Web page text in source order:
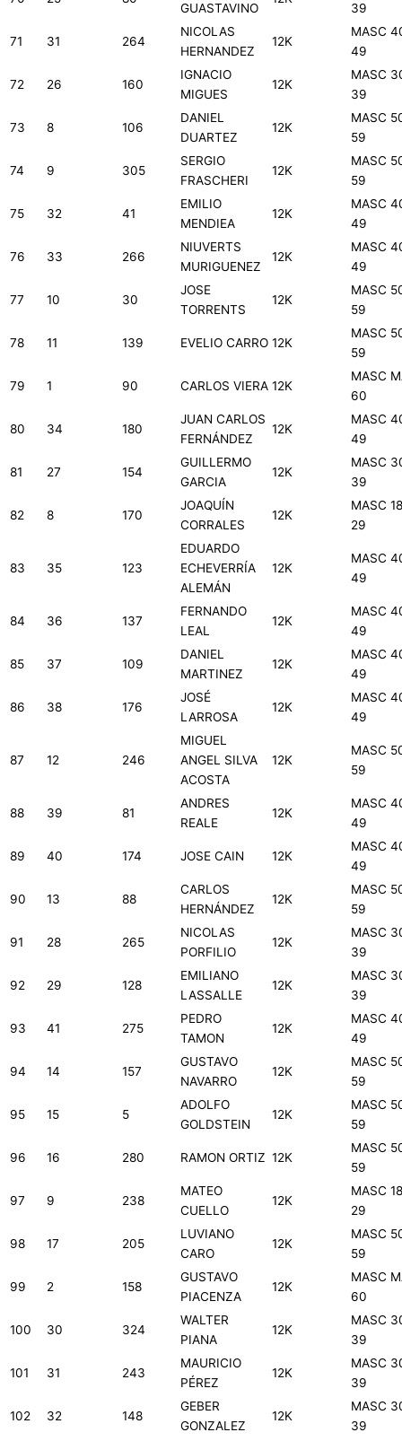
GUASTAVINO
39
71 31 264
NICOLAS
HERNANDEZ
12K
MASC
49
72 26 160
IGNACIO
MIGUES
12K
MASC
39
73 8 106
DANIEL
DUARTEZ
12K
MASC
59
74 9 305
SERGIO
FRASCHERI
12K
MASC
59
75 32 41
EMILIO
MENDIEA
12K
MASC
49
76 33 266
NIUVERTS
MURIGUENEZ
12K
MASC
49
77 10 30
JOSE
TORRENTS
12K
MASC
59
78 11 139 EVELIO CARRO 12K
MASC
59
79 1 90 CARLOS VIERA 12K
MASC
60
80 34 180
JUAN CARLOS
FERNÁNDEZ
12K
MASC
49
81 27 154
GUILLERMO
GARCIA
12K
MASC
39
82 8 170
JOAQUÍN
CORRALES
12K
MASC
29
83 35 123
EDUARDO
ECHEVERRÍA
ALEMÁN
12K
MASC
49
84 36 137
FERNANDO
LEAL
12K
MASC
49
85 37 109
DANIEL
MARTINEZ
12K
MASC
49
86 38 176
JOSÉ
LARROSA
12K
MASC
49
87 12 246
MIGUEL
ANGEL SILVA
ACOSTA
12K
MASC
59
88 39 81
ANDRES
REALE
12K
MASC
49
89 40 174 JOSE CAIN 12K
MASC
49
90 13 88
CARLOS
HERNÁNDEZ
12K
MASC
59
91 28 265
NICOLAS
PORFILIO
12K
MASC
39
92 29 128
EMILIANO
LASSALLE
12K
MASC
39
93 41 275
PEDRO
TAMON
12K
MASC
49
94 14 157
GUSTAVO
NAVARRO
12K
MASC
59
95 15 5
ADOLFO
GOLDSTEIN
12K
MASC
59
96 16 280 RAMON ORTIZ 12K
MASC
59
97 9 238
MATEO
CUELLO
12K
MASC
29
98 17 205
LUVIANO
CARO
12K
MASC
59
99 2 158
GUSTAVO
PIACENZA
12K
MASC
60
100 30 324
WALTER
PIANA
12K
MASC
39
101 31 243
MAURICIO
PÉREZ
12K
MASC
39
102 32 148
GEBER
GONZALEZ
12K
MASC
39